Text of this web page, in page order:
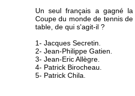
Un seul français a gagné la
Coupe du monde de tennis de
table, de qui s'agit-il ?
1- Jacques Secretin.
2- Jean-Philippe Gatien.
3- Jean-Eric Allègre.
4- Patrick Birocheau.
5- Patrick Chila.